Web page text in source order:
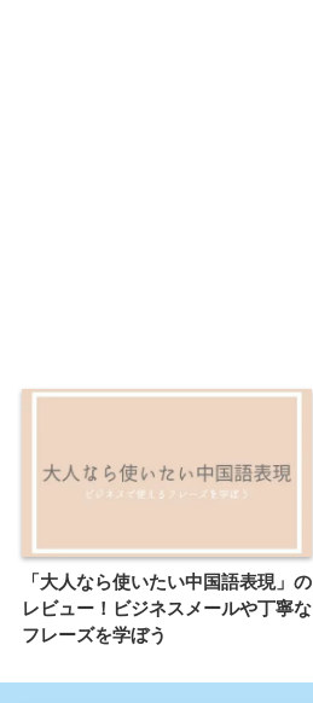
「大人なら使いたい中国語表現」の
レビュー！ビジネスメールや丁寧な
フレーズを学ぼう